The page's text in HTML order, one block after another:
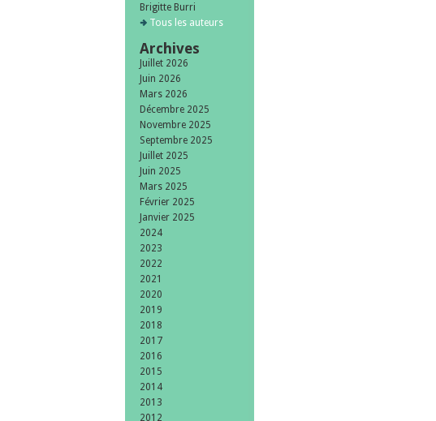
Brigitte Burri
Tous les auteurs
Archives
Juillet 2026
Juin 2026
Mars 2026
Décembre 2025
Novembre 2025
Septembre 2025
Juillet 2025
Juin 2025
Mars 2025
Février 2025
Janvier 2025
2024
2023
2022
2021
2020
2019
2018
2017
2016
2015
2014
2013
2012